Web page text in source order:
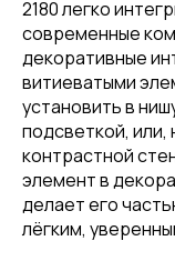
2180 легко
современные
декоративные
витиеватыми
установить в
подсветкой,
контрастной
элемент в
делает его
лёгким,